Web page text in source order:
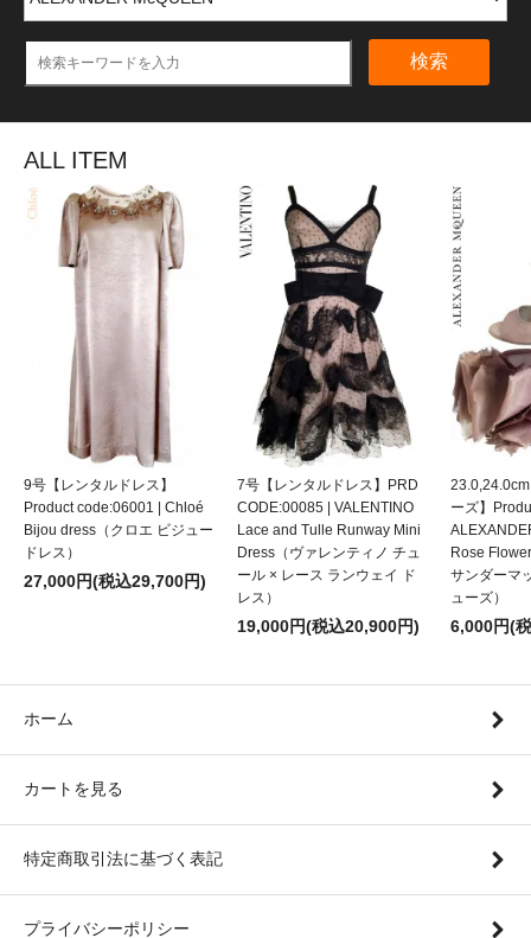
検索
ALL ITEM
9号【レンタルドレス】
Product code:06001 | Chloé
Bijou dress（クロエ ビジュー
ドレス）
27,000円(税込29,700円)
7号【レンタルドレス】PRD
CODE:00085 | VALENTINO
Lace and Tulle Runway Mini
Dress（ヴァレンティノ チュ
ール × レース ランウェイ ド
レス）
19,000円(税込20,900円)
ーズ】
Rose
サンダーマ
ューズ）
6,000円(
ホーム
カートを見る
特定商取引法に基づく表記
プライバシーポリシー